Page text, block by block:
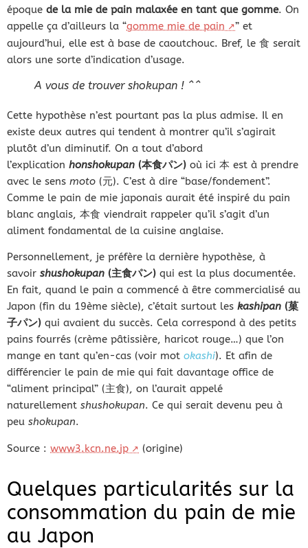
époque de la mie de pain malaxée en tant que gomme. On
appelle ça d’ailleurs la “gomme mie de pain
” et
aujourd’hui, elle est à base de caoutchouc. Bref, le 食 serait
alors une sorte d’indication d’usage.
A vous de trouver shokupan ! ^^
Cette hypothèse n’est pourtant pas la plus admise. Il en
existe deux autres qui tendent à montrer qu’il s’agirait
plutôt d’un diminutif. On a tout d’abord
l’explication honshokupan (本食パン) où ici 本 est à prendre
avec le sens moto (元). C’est à dire “base/fondement”.
Comme le pain de mie japonais aurait été inspiré du pain
blanc anglais, 本食 viendrait rappeler qu’il s’agit d’un
aliment fondamental de la cuisine anglaise.
Personnellement, je préfère la dernière hypothèse, à
savoir shushokupan (主食パン) qui est la plus documentée.
En fait, quand le pain a commencé à être commercialisé au
Japon (fin du 19ème siècle), c’était surtout les kashipan (菓
子パン) qui avaient du succès. Cela correspond à des petits
pains fourrés (crème pâtissière, haricot rouge…) que l’on
mange en tant qu’en-cas (voir mot okashi). Et afin de
différencier le pain de mie qui fait davantage office de
“aliment principal” (主食), on l’aurait appelé
naturellement shushokupan. Ce qui serait devenu peu à
peu shokupan.
Source : www3.kcn.ne.jp (origine)
Quelques particularités sur la
consommation du pain de mie
au Japon